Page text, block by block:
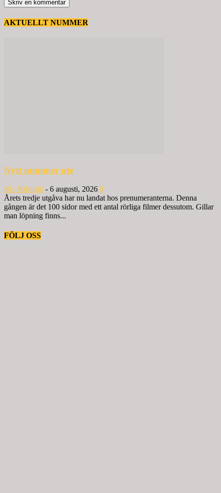
AKTUELLT NUMMER
Nytt nummer ute
BG Nilensjö - 6 augusti, 2026 0
Årets tredje utgåva har nu landat hos prenumeranterna. Denna
gången är det 100 sidor med ett antal rörliga filmer dessutom. Gillar
man löpning finns...
FÖLJ OSS